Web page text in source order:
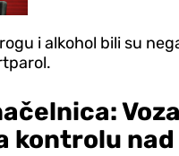
i alkohol bili su
kontrolu nad